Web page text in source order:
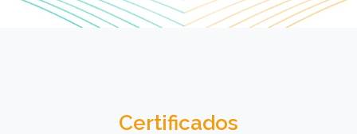
Certificados